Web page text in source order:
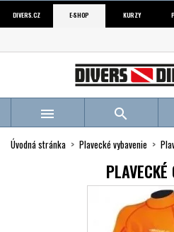
DIVERS.CZ E-SHOP KURZY
 
Úvodná stránka Plavecké vybavenie
PLAVECKÉ